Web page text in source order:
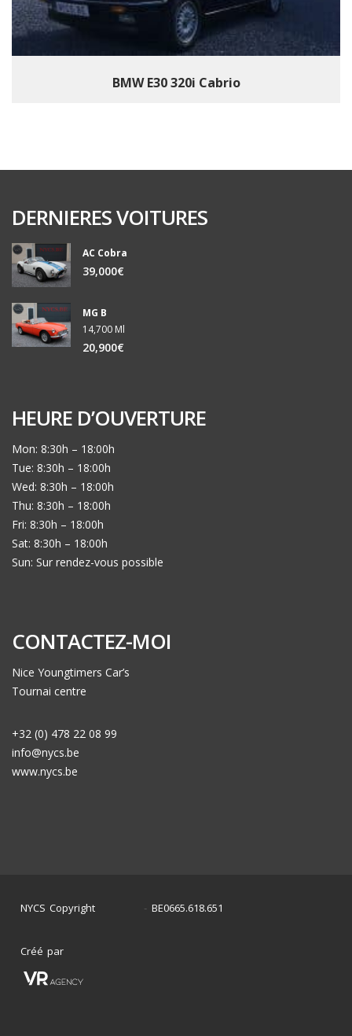
BMW E30 320i Cabrio
DERNIERES VOITURES
AC Cobra
39,000€
MG B
14,700 Ml
20,900€
HEURE D’OUVERTURE
Mon: 8:30h – 18:00h
Tue: 8:30h – 18:00h
Wed: 8:30h – 18:00h
Thu: 8:30h – 18:00h
Fri: 8:30h – 18:00h
Sat: 8:30h – 18:00h
Sun: Sur rendez-vous possible
CONTACTEZ-MOI
Nice Youngtimers Car’s
Tournai centre
+32 (0) 478 22 08 99
info@nycs.be
www.nycs.be
NYCS Copyright - BE0665.618.651
Créé par